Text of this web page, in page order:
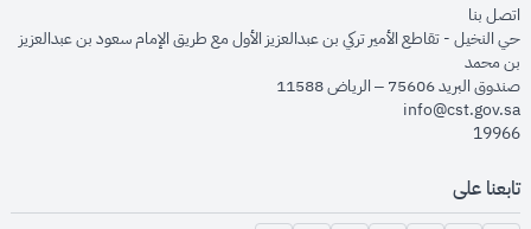
اتصل بنا
حي النخيل - تقاطع الأمير تركي بن عبدالعزيز الأول مع طريق الإمام سعود بن عبدالعزيز
بن محمد
صندوق البريد 75606 – الرياض 11588
info@cst.gov.sa
19966
تابعنا على